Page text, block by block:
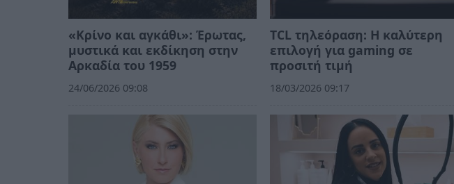
«Κρίνο και αγκάθι»: Έρωτας,
μυστικά και εκδίκηση στην
Αρκαδία του 1959
24/06/2026 09:08
TCL τηλεόραση: Η καλύτερη
επιλογή για gaming σε
προσιτή τιμή
18/03/2026 09:17